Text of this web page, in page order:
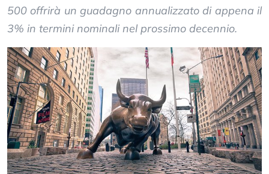
500 offrirà un guadagno annualizzato di appena il
3% in termini nominali nel prossimo decennio.